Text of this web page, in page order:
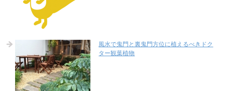
風水で鬼門と裏鬼門方位に植えるべきドク
ター観葉植物